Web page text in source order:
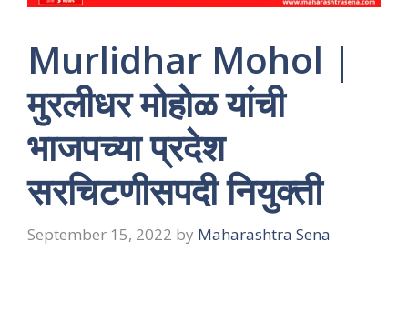
Murlidhar Mohol |
मुरलीधर मोहोळ यांची
भाजपच्या प्रदेश
सरचिटणीसपदी नियुक्ती
September 15, 2022 by Maharashtra Sena